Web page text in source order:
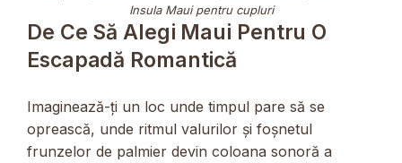
Insula Maui pentru cupluri
De Ce Să Alegi Maui Pentru O
Escapadă Romantică
Imaginează-ți un loc unde timpul pare să se
oprească, unde ritmul valurilor și foșnetul
frunzelor de palmier devin coloana sonoră a